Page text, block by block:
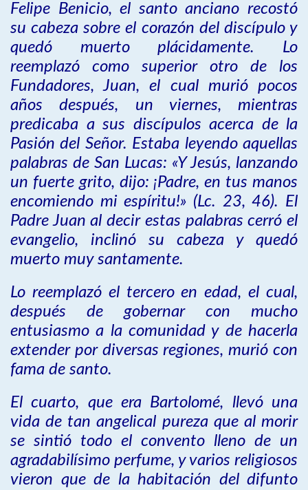
Felipe Benicio, el santo anciano recostó
su cabeza sobre el corazón del discípulo y
quedó muerto plácidamente. Lo
reemplazó como superior otro de los
Fundadores, Juan, el cual murió pocos
años después, un viernes, mientras
predicaba a sus discípulos acerca de la
Pasión del Señor. Estaba leyendo aquellas
palabras de San Lucas: «Y Jesús, lanzando
un fuerte grito, dijo: ¡Padre, en tus manos
encomiendo mi espíritu!» (Lc. 23, 46). El
Padre Juan al decir estas palabras cerró el
evangelio, inclinó su cabeza y quedó
muerto muy santamente.
Lo reemplazó el tercero en edad, el cual,
después de gobernar con mucho
entusiasmo a la comunidad y de hacerla
extender por diversas regiones, murió con
fama de santo.
El cuarto, que era Bartolomé, llevó una
vida de tan angelical pureza que al morir
se sintió todo el convento lleno de un
agradabilísimo perfume, y varios religiosos
vieron que de la habitación del difunto